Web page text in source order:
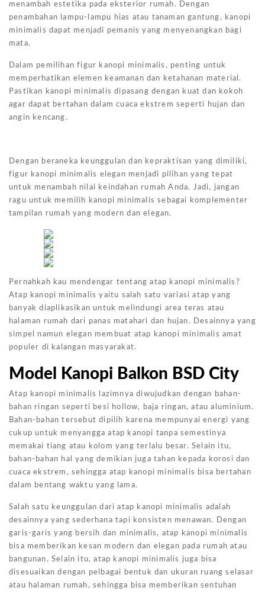
menambah estetika pada eksterior rumah. Dengan
penambahan lampu-lampu hias atau tanaman gantung, kanopi
minimalis dapat menjadi pemanis yang menyenangkan bagi
mata.
Dalam pemilihan figur kanopi minimalis, penting untuk
memperhatikan elemen keamanan dan ketahanan material.
Pastikan kanopi minimalis dipasang dengan kuat dan kokoh
agar dapat bertahan dalam cuaca ekstrem seperti hujan dan
angin kencang.
Dengan beraneka keunggulan dan kepraktisan yang dimiliki,
figur kanopi minimalis elegan menjadi pilihan yang tepat
untuk menambah nilai keindahan rumah Anda. Jadi, jangan
ragu untuk memilih kanopi minimalis sebagai komplementer
tampilan rumah yang modern dan elegan.
Pernahkah kau mendengar tentang atap kanopi minimalis?
Atap kanopi minimalis yaitu salah satu variasi atap yang
banyak diaplikasikan untuk melindungi area teras atau
halaman rumah dari panas matahari dan hujan. Desainnya yang
simpel namun elegan membuat atap kanopi minimalis amat
populer di kalangan masyarakat.
Model Kanopi Balkon BSD City
Atap kanopi minimalis lazimnya diwujudkan dengan bahan-
bahan ringan seperti besi hollow, baja ringan, atau aluminium.
Bahan-bahan tersebut dipilih karena mempunyai energi yang
cukup untuk menyangga atap kanopi tanpa semestinya
memakai tiang atau kolom yang terlalu besar. Selain itu,
bahan-bahan hal yang demikian juga tahan kepada korosi dan
cuaca ekstrem, sehingga atap kanopi minimalis bisa bertahan
dalam bentang waktu yang lama.
Salah satu keunggulan dari atap kanopi minimalis adalah
desainnya yang sederhana tapi konsisten menawan. Dengan
garis-garis yang bersih dan minimalis, atap kanopi minimalis
bisa memberikan kesan modern dan elegan pada rumah atau
bangunan. Selain itu, atap kanopi minimalis juga bisa
disesuaikan dengan pelbagai bentuk dan ukuran ruang selasar
atau halaman rumah, sehingga bisa memberikan sentuhan